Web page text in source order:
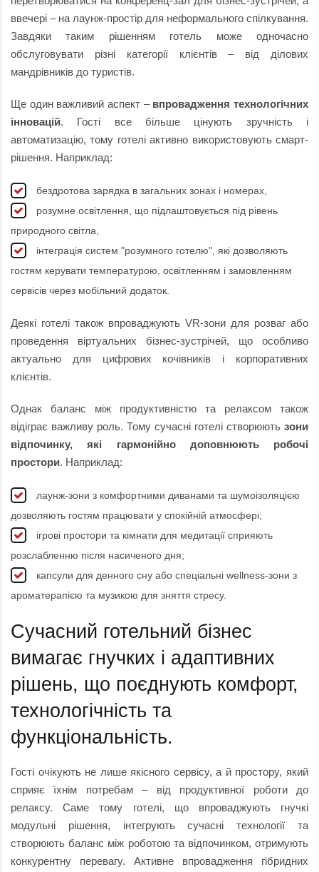
ввечері – на лаунж-простір для неформального спілкування.
Завдяки таким рішенням готель може одночасно
обслуговувати різні категорії клієнтів – від ділових
мандрівників до туристів.
Ще один важливий аспект – впровадження технологічних
інновацій. Гості все більше цінують зручність і
автоматизацію, тому готелі активно використовують смарт-
рішення. Наприклад:
бездротова зарядка в загальних зонах і номерах,
розумне освітлення, що підлаштовується під рівень
природного світла,
інтеграція систем "розумного готелю", які дозволяють
гостям керувати температурою, освітленням і замовленням
сервісів через мобільний додаток.
Деякі готелі також впроваджують VR-зони для розваг або
проведення віртуальних бізнес-зустрічей, що особливо
актуально для цифрових кочівників і корпоративних
клієнтів.
Однак баланс між продуктивністю та релаксом також
відіграє важливу роль. Тому сучасні готелі створюють зони
відпочинку, які гармонійно доповнюють робочі
простори. Наприклад:
лаунж-зони з комфортними диванами та шумоізоляцією
дозволяють гостям працювати у спокійній атмосфері;
ігрові простори та кімнати для медитації сприяють
розслабленню після насиченого дня;
капсули для денного сну або спеціальні wellness-зони з
ароматерапією та музикою для зняття стресу.
Сучасний готельний бізнес
вимагає гнучких і адаптивних
рішень, що поєднують комфорт,
технологічність та
функціональність.
Гості очікують не лише якісного сервісу, а й простору, який
сприяє їхнім потребам – від продуктивної роботи до
релаксу. Саме тому готелі, що впроваджують гнучкі
модульні рішення, інтегрують сучасні технології та
створюють баланс між роботою та відпочинком, отримують
конкурентну перевагу. Активне впровадження гібридних